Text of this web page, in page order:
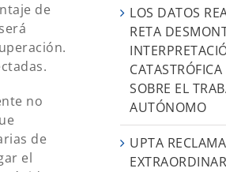
de
no
de
el
LOS DATOS
RETA
SOBRE EL
AUTÓNOMO
UPTA